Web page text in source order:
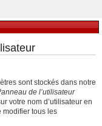
sont stockés dans notre
de l’utilisateur
votre nom d’utilisateur en
modifier tous les